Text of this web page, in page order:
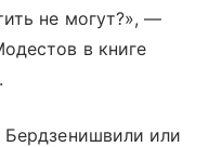
не могут?», —
в книге
или